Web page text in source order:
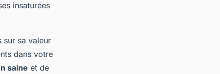
insaturées
sur sa valeur
dans votre
saine et de